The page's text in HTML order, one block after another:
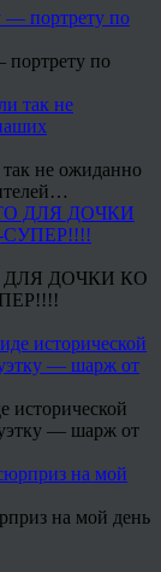
по
не ожиданно
ДОЧКИ КО
исторической
— шарж от
на мой день